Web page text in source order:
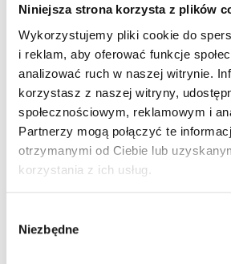
Niniejsza strona korzysta z plików
Wykorzystujemy pliki cookie do
i reklam, aby oferować funkcje
analizować ruch w naszej witrynie.
korzystasz z naszej witryny,
społecznościowym, reklamowym i
Partnerzy mogą połączyć te
otrzymanymi od Ciebie lub
korzystania z ich usług.
zgody
Niezbędne
Czy żeńskie hormony płciowe
tylko za wytwarzanie komórki
Jakie fazy wyróżnia się w cyklu
miesiączkowym?
Jakie zmiany zachodzą w